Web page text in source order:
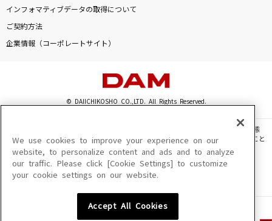
インフォマティブデータの取得について
ご契約方法
企業情報（コーポレートサイト）
© DAIICHIKOSHO CO.,LTD. All Rights Reserved.
このサイトに掲載されている一切の文章・画像・写真・動画・音声等を、手段や形態
を問わず、著作権法の定める範囲を超えて無断で複製、転載、ファイル化などすること
を禁じます。
楽曲及びコンテンツは、機種によりご利用いただけない場合があります。
楽曲及びコンテンツの配信日、配信内容が変更になる場合があります。
We use cookies to improve your experience on our
website, to personalize content and ads and to analyze
our traffic. Please click [Cookie Settings] to customize
your cookie settings on our website.
Accept All Cookies